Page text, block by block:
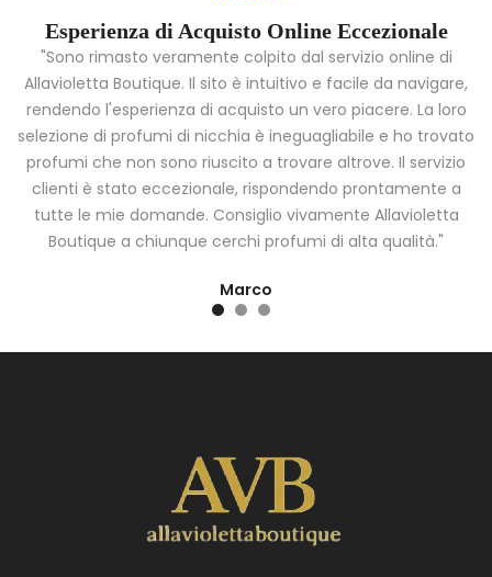
Esperienza di Acquisto Online Eccezionale
"Sono rimasto veramente colpito dal servizio online di
Allavioletta Boutique. Il sito è intuitivo e facile da navigare,
rendendo l'esperienza di acquisto un vero piacere. La loro
selezione di profumi di nicchia è ineguagliabile e ho trovato
profumi che non sono riuscito a trovare altrove. Il servizio
clienti è stato eccezionale, rispondendo prontamente a
tutte le mie domande. Consiglio vivamente Allavioletta
Boutique a chiunque cerchi profumi di alta qualità."
Marco